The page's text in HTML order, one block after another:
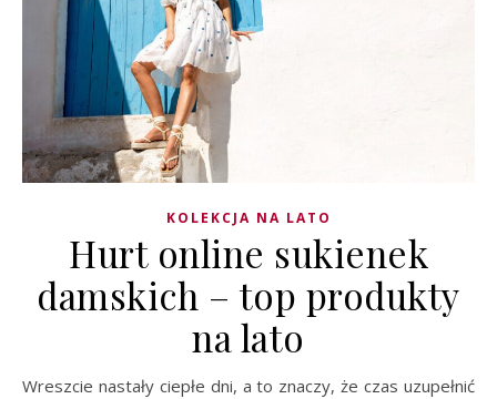
KOLEKCJA NA LATO
Hurt online sukienek
damskich – top produkty
na lato
Wreszcie nastały ciepłe dni, a to znaczy, że czas uzupełnić